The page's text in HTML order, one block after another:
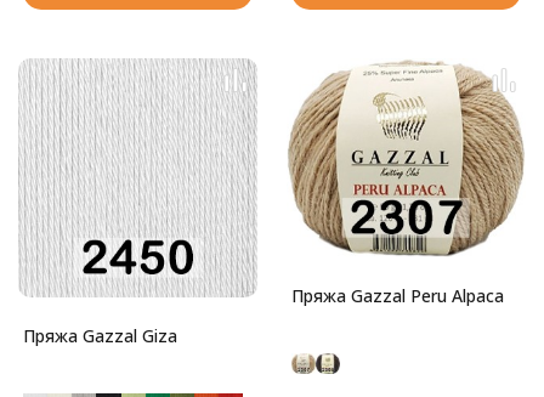
Пряжа Gazzal Giza
Пряжа Gazzal Peru Alpaca